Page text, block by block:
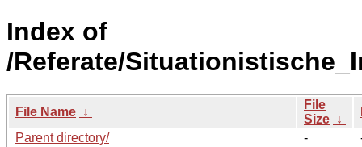
Index of
/Referate/
File Name ↓
File
Size ↓
Parent directory/
-